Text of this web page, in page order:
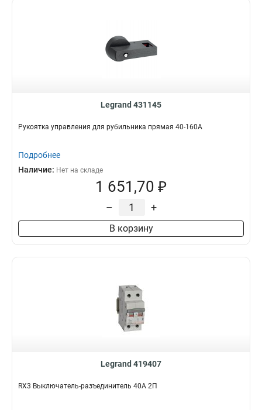
Legrand 431145
Рукоятка управления для рубильника прямая 40-160А
Подробнее
Наличие: Нет на складе
1 651,70 ₽
– +
В корзину
Legrand 419407
RX3 Выключатель-разъединитель 40А 2П